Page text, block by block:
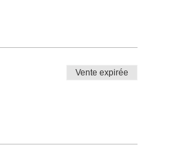
Vente expirée